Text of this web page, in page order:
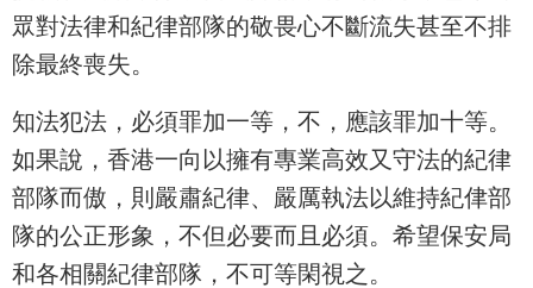
眾對法律和紀律部隊的敬畏心不斷流失甚至不排
除最終喪失。
知法犯法，必須罪加一等，不，應該罪加十等。
如果說，香港一向以擁有專業高效又守法的紀律
部隊而傲，則嚴肅紀律、嚴厲執法以維持紀侓部
隊的公正形象，不但必要而且必須。希望保安局
和各相關紀律部隊，不可等閑視之。